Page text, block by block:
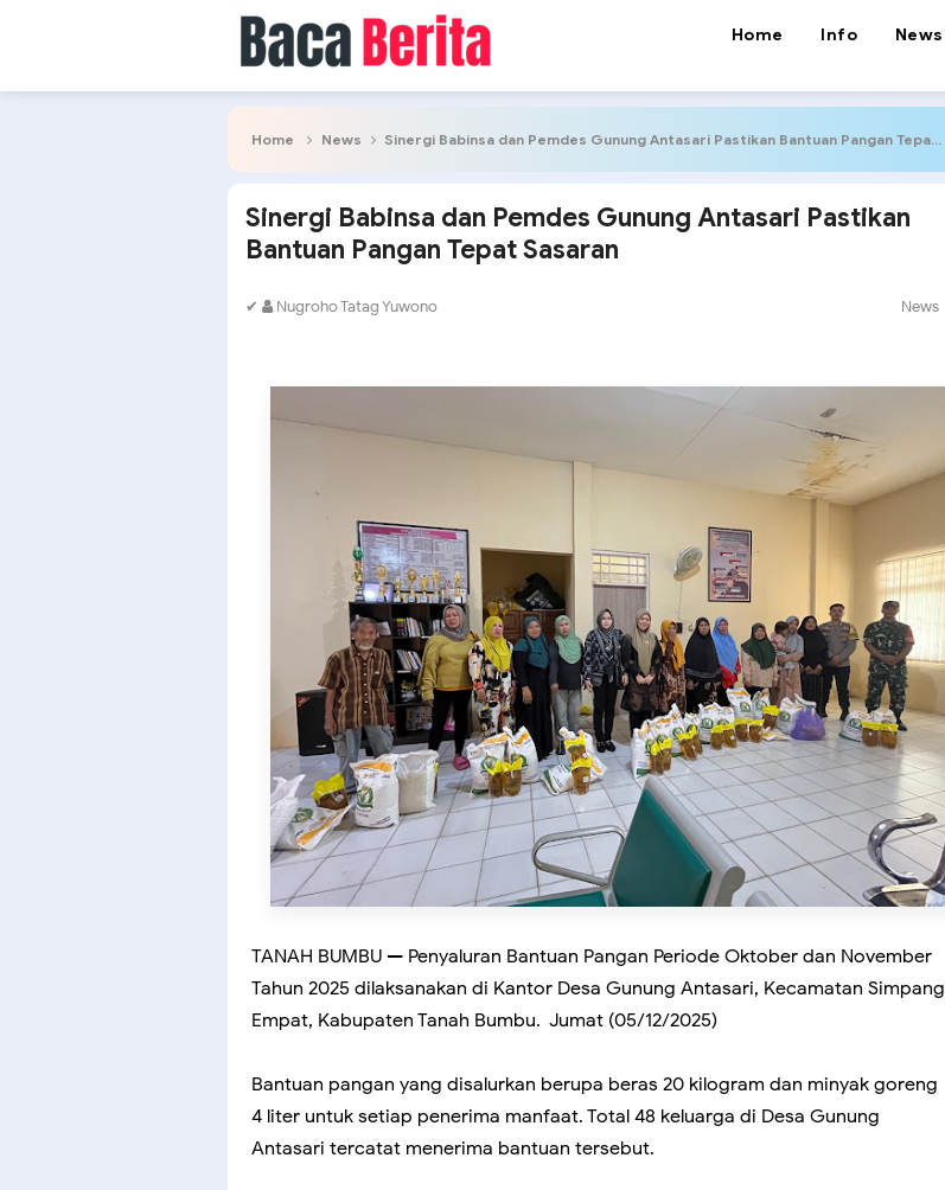
Home Info News
Home News Sinergi Babinsa dan Pemdes Gunung Antasari Pastikan Bantuan Pangan Tepat Sasaran
Sinergi Babinsa dan Pemdes Gunung Antasari Pastikan
Bantuan Pangan Tepat Sasaran
✔ Nugroho Tatag Yuwono News
TANAH BUMBU — Penyaluran Bantuan Pangan Periode Oktober dan November
Tahun 2025 dilaksanakan di Kantor Desa Gunung Antasari, Kecamatan Simpang
Empat, Kabupaten Tanah Bumbu. Jumat (05/12/2025)
Bantuan pangan yang disalurkan berupa beras 20 kilogram dan minyak goreng
4 liter untuk setiap penerima manfaat. Total 48 keluarga di Desa Gunung
Antasari tercatat menerima bantuan tersebut.